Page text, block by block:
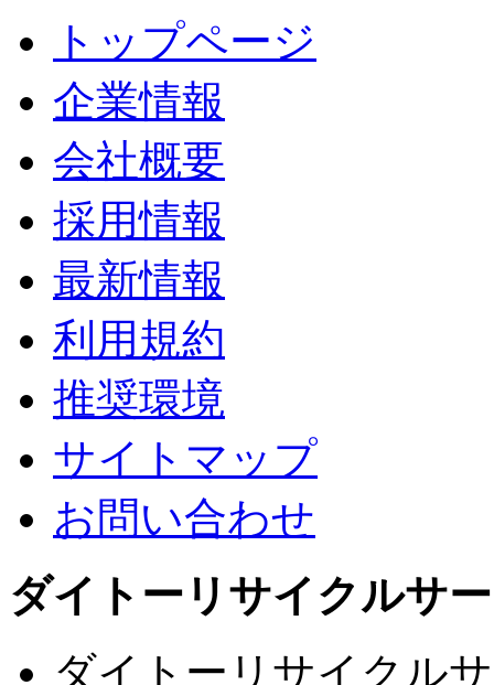
トップページ
企業情報
会社概要
採用情報
最新情報
利用規約
推奨環境
サイトマップ
お問い合わせ
ダイトーリサイクルサ
ダイトーリサイクル